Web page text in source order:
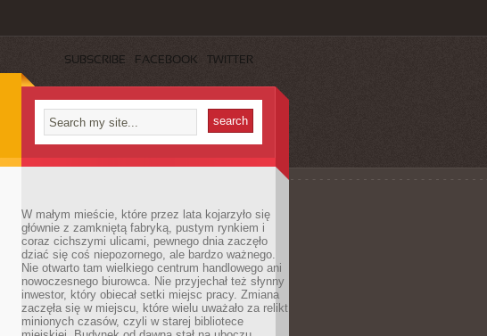
SUBSCRIBE FACEBOOK TWITTER
W małym mieście, które przez lata kojarzyło się
głównie z zamkniętą fabryką, pustym rynkiem i
coraz cichszymi ulicami, pewnego dnia zaczęło
dziać się coś niepozornego, ale bardzo ważnego.
Nie otwarto tam wielkiego centrum handlowego ani
nowoczesnego biurowca. Nie przyjechał też słynny
inwestor, który obiecał setki miejsc pracy. Zmiana
zaczęła się w miejscu, które wielu uważało za relikt
minionych czasów, czyli w starej bibliotece